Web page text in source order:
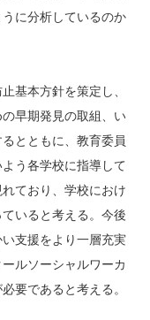
に分析しているのか
基本方針を策定し、
早期発見の取組、い
とともに、教育委員
う各学校に指導して
ており、学校におけ
いると考える。今後
支援をより一層充実
ルソーシャルワーカ
要であると考える。